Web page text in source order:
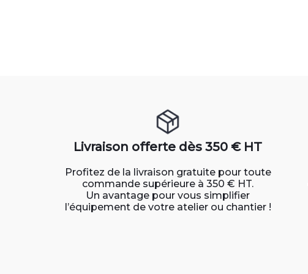
Livraison offerte dès 350 € HT
Profitez de la livraison gratuite pour toute
commande supérieure à 350 € HT.
Un avantage pour vous simplifier
l’équipement de votre atelier ou chantier !